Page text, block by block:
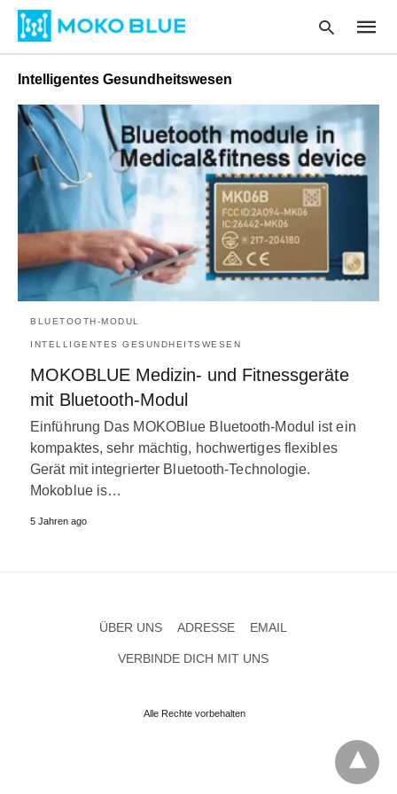
your
search
query
hit
Intelligentes Gesundheitswesen
BLUETOOTH-MODUL
INTELLIGENTES GESUNDHEITSWESEN
MOKOBLUE Medizin- und Fitnessgeräte
mit Bluetooth-Modul
Einführung Das MOKOBlue Bluetooth-Modul ist ein
kompaktes, sehr mächtig, hochwertiges flexibles
Gerät mit integrierter Bluetooth-Technologie.
Mokoblue is…
5 Jahren ago
ÜBER UNS ADRESSE EMAIL
VERBINDE DICH MIT UNS
Alle Rechte vorbehalten